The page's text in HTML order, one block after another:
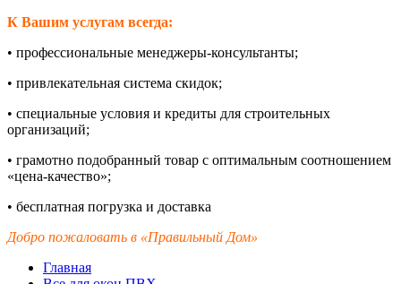
К Вашим услугам всегда:
• профессиональные менеджеры-консультанты;
• привлекательная система скидок;
• специальные условия и кредиты для строительных
организаций;
• грамотно подобранный товар с оптимальным соотношением
«цена-качество»;
• бесплатная погрузка и доставка
Добро пожаловать в «Правильный Дом»
Главная